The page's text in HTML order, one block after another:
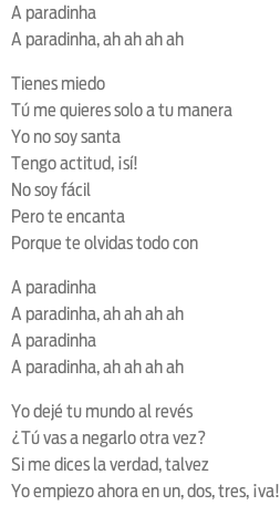
A paradinha
A paradinha, ah ah ah ah
Tienes miedo
Tú me quieres solo a tu manera
Yo no soy santa
Tengo actitud, ¡sí!
No soy fácil
Pero te encanta
Porque te olvidas todo con
A paradinha
A paradinha, ah ah ah ah
A paradinha
A paradinha, ah ah ah ah
Yo dejé tu mundo al revés
¿Tú vas a negarlo otra vez?
Si me dices la verdad, talvez
Yo empiezo ahora en un, dos, tres, ¡va!